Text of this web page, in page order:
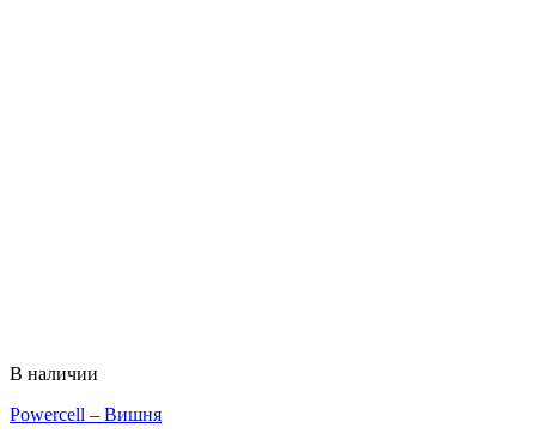
В наличии
Powercell – Вишня